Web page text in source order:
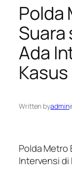
Polda
Suara
Ada
Written byadmin
Polda Metro
Intervensi di